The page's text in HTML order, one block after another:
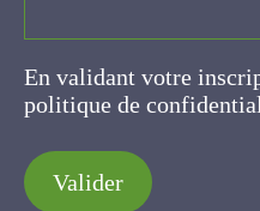
En validant votre
politique de
Valider